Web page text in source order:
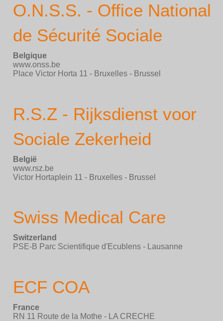
O.N.S.S. - Office National
de Sécurité Sociale
Belgique
www.onss.be
Place Victor Horta 11 - Bruxelles - Brussel
R.S.Z - Rijksdienst voor
Sociale Zekerheid
België
www.rsz.be
Victor Hortaplein 11 - Bruxelles - Brussel
Swiss Medical Care
Switzerland
PSE-B Parc Scientifique d'Ecublens - Lausanne
ECF COA
France
RN 11 Route de la Mothe - LA CRECHE